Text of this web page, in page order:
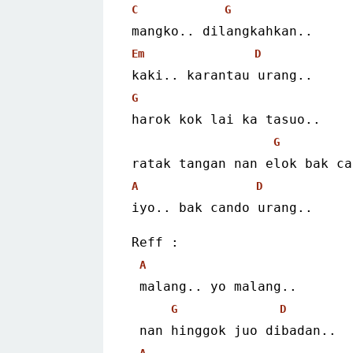
C G
mangko.. dilangkahkan..
Em D
kaki.. karantau urang..
G
harok kok lai ka tasuo..
G
ratak tangan nan elok bak
A D
iyo.. bak cando urang..
Reff :
A
malang.. yo malang..
G D
nan hinggok juo dibadan..